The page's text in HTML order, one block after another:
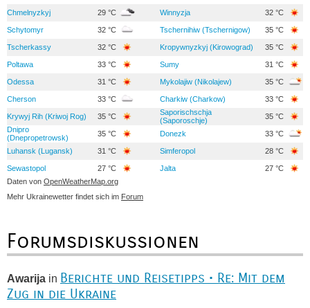
Chmelnyzkyj 29 °C Winnyzja 32 °C
Schytomyr 32 °C Tschernihiw (Tschernigow) 35 °C
Tscherkassy 32 °C Kropywnyzkyj (Kirowograd) 35 °C
Poltawa 33 °C Sumy 31 °C
Odessa 31 °C Mykolajiw (Nikolajew) 35 °C
Cherson 33 °C Charkiw (Charkow) 33 °C
Krywyj Rih (Kriwoj Rog) 35 °C
Saporischschja
(Saporoschje)
35 °C
Dnipro
(Dnepropetrowsk)
35 °C Donezk 33 °C
Luhansk (Lugansk) 31 °C Simferopol 28 °C
Sewastopol 27 °C Jalta
27 °C
Daten von OpenWeatherMap.org
Mehr Ukrainewetter findet sich im Forum
Forumsdiskussionen
Awarija in Berichte und Reisetipps • Re: Mit dem
Zug in die Ukraine